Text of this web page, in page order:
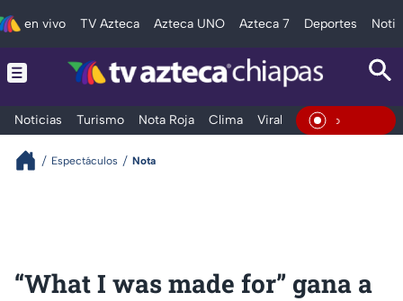
en vivo TV Azteca Azteca UNO Azteca 7 Deportes
Noticias Turismo Nota Roja Clima Viral y Tendencia En Vivo
Espectáculos Nota
“What I was made for” gana a